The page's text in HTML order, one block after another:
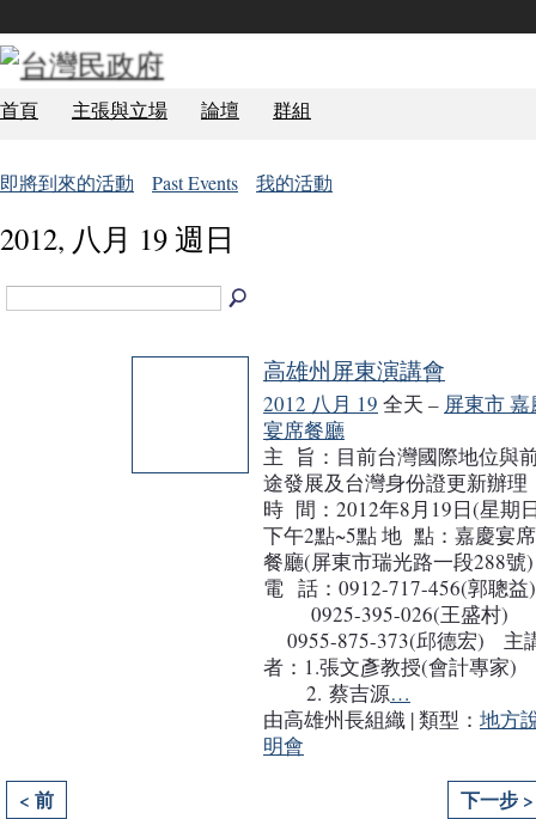
首頁 主張與立場 論壇 群組
即將到來的活動 Past Events 我的活動
2012, 八月 19 週日
高雄州屏東演講會
2012 八月 19 全天 – 屏東市 嘉
宴席餐廳
主 旨：目前台灣國際地位與
途發展及台灣身份證更新辦理
時 間：2012年8月19日(星期
下午2點~5點 地 點：嘉慶宴席
餐廳(屏東市瑞光路一段288號)
電 話：0912-717-456(郭聰
0925-395-026(王盛
0955-875-373(邱德宏) 主
者：1.張文彥教授(會計專
2. 蔡吉源…
由高雄州長組織 | 類型： 地方
明會
< 前
下一步 >